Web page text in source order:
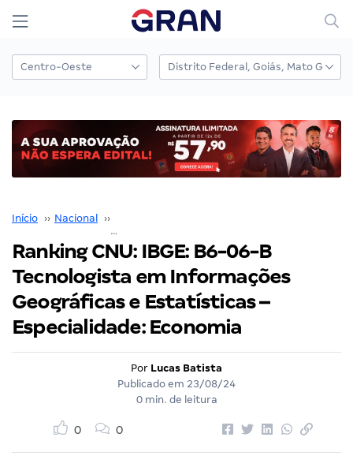
Início ›› Nacional ››
Ranking CNU: IBGE: B6-06-B
Tecnologista em Informações
Geográficas e Estatísticas –
Especialidade: Economia
Por Lucas Batista
Publicado em 23/08/24
0 min. de leitura
0 0